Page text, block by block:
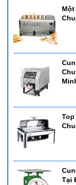
Tại